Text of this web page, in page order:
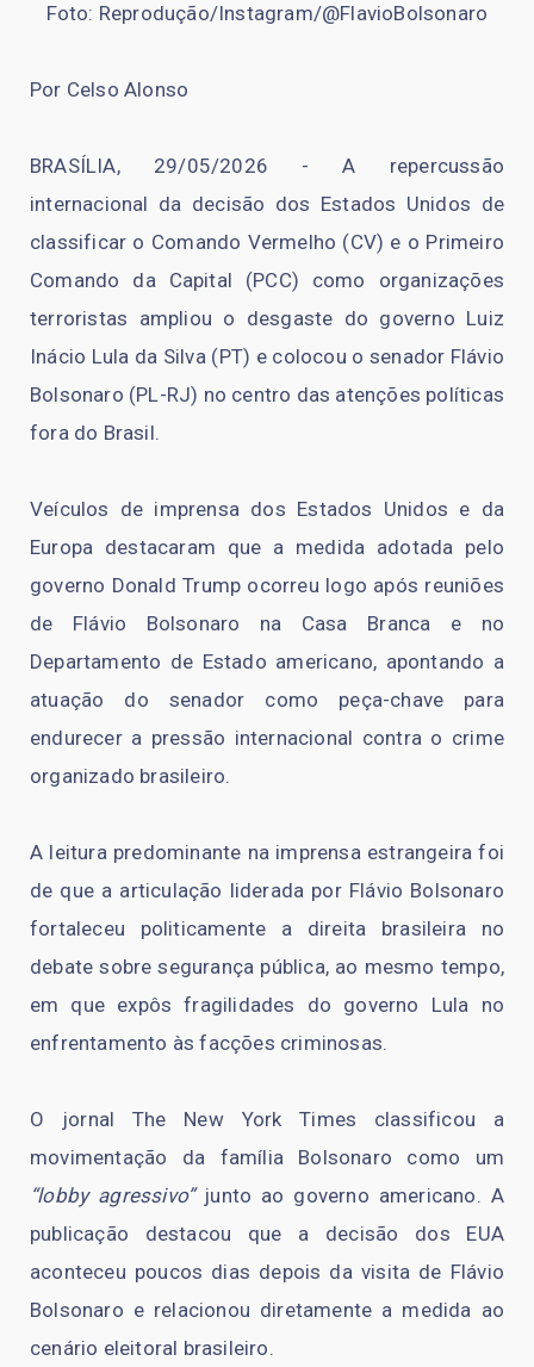
Foto: Reprodução/Instagram/@FlavioBolsonaro
Por Celso Alonso
BRASÍLIA, 29/05/2026 - A repercussão
internacional da decisão dos Estados Unidos de
classificar o Comando Vermelho (CV) e o Primeiro
Comando da Capital (PCC) como organizações
terroristas ampliou o desgaste do governo Luiz
Inácio Lula da Silva (PT) e colocou o senador Flávio
Bolsonaro (PL-RJ) no centro das atenções políticas
fora do Brasil.
Veículos de imprensa dos Estados Unidos e da
Europa destacaram que a medida adotada pelo
governo Donald Trump ocorreu logo após reuniões
de Flávio Bolsonaro na Casa Branca e no
Departamento de Estado americano, apontando a
atuação do senador como peça-chave para
endurecer a pressão internacional contra o crime
organizado brasileiro.
A leitura predominante na imprensa estrangeira foi
de que a articulação liderada por Flávio Bolsonaro
fortaleceu politicamente a direita brasileira no
debate sobre segurança pública, ao mesmo tempo,
em que expôs fragilidades do governo Lula no
enfrentamento às facções criminosas.
O jornal The New York Times classificou a
movimentação da família Bolsonaro como um
“lobby agressivo”junto ao governo americano. A
publicação destacou que a decisão dos EUA
aconteceu poucos dias depois da visita de Flávio
Bolsonaro e relacionou diretamente a medida ao
cenário eleitoral brasileiro.